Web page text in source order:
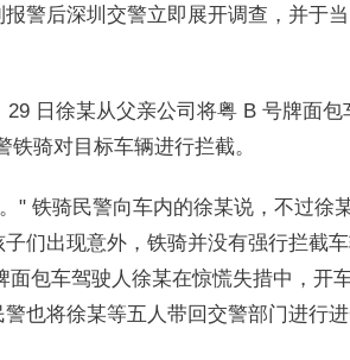
警后深圳交警立即展开调查，并于
日徐某从父亲公司将粤 B 号牌面
骑对目标车辆进行拦截。
" 铁骑民警向车内的徐某说，不过徐
们出现意外，铁骑并没有强行拦截
包车驾驶人徐某在惊慌失措中，开
也将徐某等五人带回交警部门进行进